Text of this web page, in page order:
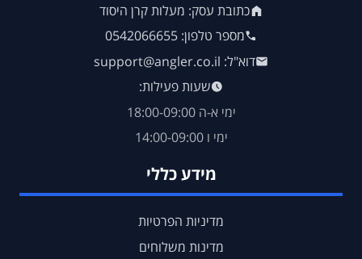
כתובת עסק: מעלות קרן היסוד
מספר טלפון: 0542066655
דוא"ל: support@angler.co.il
שעות פעילות:
ימי א-ה 18:00-09:00
ימי ו 14:00-09:00
מידע כללי
מדיניות הפרטיות
מדינות משלוחים